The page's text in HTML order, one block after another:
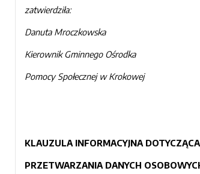
zatwierdziła:
Danuta Mroczkowska
Kierownik Gminnego Ośrodka
Pomocy Społecznej w Krokowej
KLAUZULA INFORMACYJNA DOTYCZĄCA
PRZETWARZANIA DANYCH